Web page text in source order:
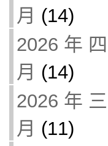
月 (14)
2026 年 四
月 (14)
2026 年 三
月 (11)